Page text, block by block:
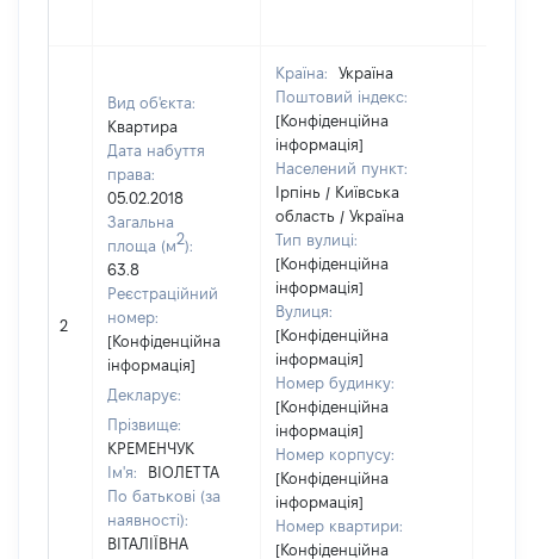
2
Вид об'єкта:
Квартира
Дата набуття
права:
05.02.2018
Загальна
площа (м2):
63.8
Реєстраційний
номер:
[Конфіденційна
інформація]
Декларує:
Прізвище:
КРЕМЕНЧУК
Ім'я:
ВІОЛЕТТА
По батькові (за
наявності):
ВІТАЛІЇВНА
Країна:
Україна
Поштовий індекс:
[Конфіденційна
інформація]
Населений пункт:
Ірпінь / Київська
область / Україна
Тип вулиці:
[Конфіденційна
інформація]
Вулиця:
[Конфіденційна
інформація]
Номер будинку:
[Конфіденційна
інформація]
Номер корпусу:
[Конфіденційна
інформація]
Номер квартири:
[Конфіденційна